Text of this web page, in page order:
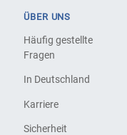
ÜBER UNS
Häufig gestellte
Fragen
In Deutschland
Karriere
Sicherheit